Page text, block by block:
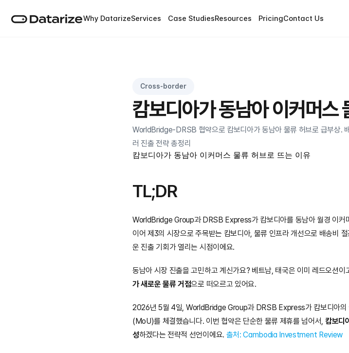
Why DatarizeServices Case StudiesResources PricingContact Us
Cross-border
캄보디아가 동남아 이커머스
WorldBridge-DRSB 협약으로 캄보디아가 동남아 물류 허브로 급부상.
러 진출 전략 총정리
캄보디아가 동남아 이커머스 물류 허브로 뜨는 이유
TL;DR
WorldBridge Group과 DRSB Express가 캄보디아를 동남아 월경 이커
이어 제3의 시장으로 주목받는 캄보디아, 물류 인프라 개선으로 배송비
운 진출 기회가 열리는 시점이에요.
동남아 시장 진출을 고민하고 계신가요? 베트남, 태국은 이미 레드오션
가 새로운 물류 거점으로 떠오르고 있어요.
2026년 5월 4일, WorldBridge Group과 DRSB Express가 캄보디아의
(MoU)를 체결했습니다. 이번 협약은 단순한 물류 제휴를 넘어서, 캄보디
성하겠다는 전략적 선언이에요. 출처: Cambodia Investment Review